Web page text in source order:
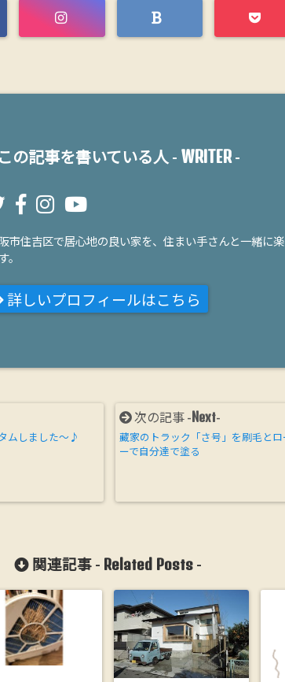
この記事を書いている人 - WRITER-
市住吉区で居心地の良い家を、住まい手さんと一緒に
。
詳しいプロフィールはこちら
ムしました～♪
次の記事 -Next-
藏家のトラック「さ号」を刷毛とロ
ーで自分達で塗る
関連記事 - Related Posts-